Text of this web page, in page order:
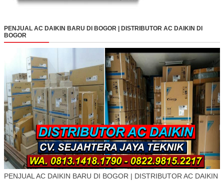
PENJUAL AC DAIKIN BARU DI BOGOR | DISTRIBUTOR AC DAIKIN DI
BOGOR
PENJUAL AC DAIKIN BARU DI BOGOR | DISTRIBUTOR AC DAIKIN